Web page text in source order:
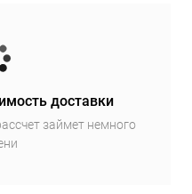
доставки
займет немного